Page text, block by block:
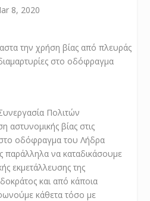
8, 2020
Πολιτών
αστυνομικής βίας στις
στο οδόφραγμα του Λήδρα
να καταδικάσουμε
εκμετάλλευσης της
και από κάποια
κάθετα τόσο με